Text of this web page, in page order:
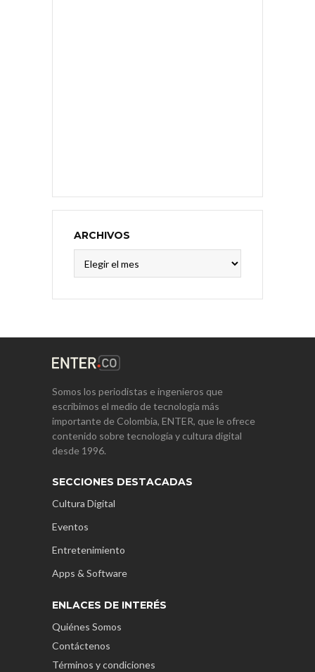
ARCHIVOS
Somos los periodistas e ingenieros que
escribimos el medio de tecnología más
importante de Colombia, ENTER, que le ofrece
contenido sobre tecnología y cultura digital
desde 1996.
SECCIONES DESTACADAS
Cultura Digital
Eventos
Entretenimiento
Apps & Software
ENLACES DE INTERÉS
Quiénes Somos
Contáctenos
Términos y condiciones